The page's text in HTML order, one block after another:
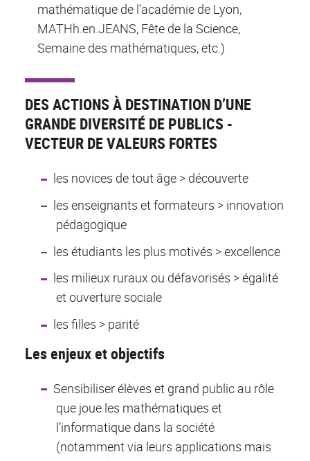
mathématique de l’académie de Lyon,
MATHh.en.JEANS, Fête de la Science,
Semaine des mathématiques, etc.)
DES ACTIONS À DESTINATION D’UNE
GRANDE DIVERSITÉ DE PUBLICS -
VECTEUR DE VALEURS FORTES
les novices de tout âge > découverte
les enseignants et formateurs > innovation
pédagogique
les étudiants les plus motivés > excellence
les milieux ruraux ou défavorisés > égalité
et ouverture sociale
les filles > parité
Les enjeux et objectifs
Sensibiliser élèves et grand public au rôle
que joue les mathématiques et
l’informatique dans la société
(notamment via leurs applications mais